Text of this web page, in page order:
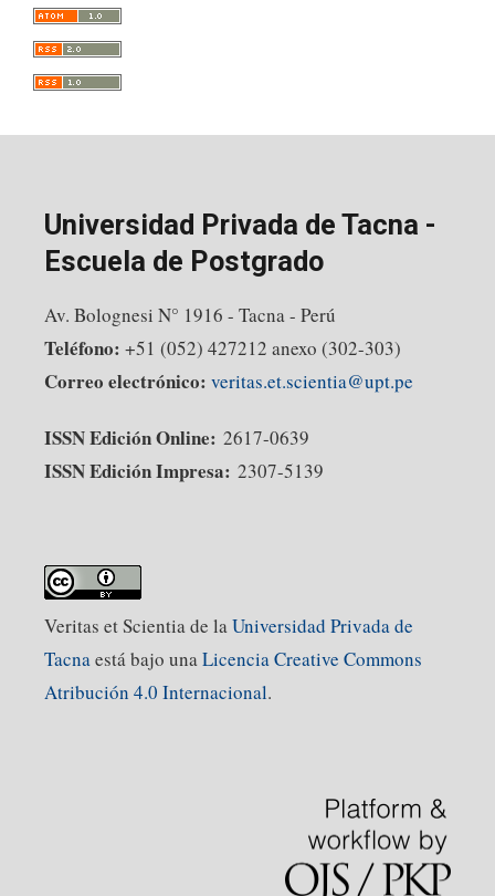
Universidad Privada de Tacna -
Escuela de Postgrado
Av. Bolognesi N° 1916 - Tacna - Perú
Teléfono: +51 (052) 427212 anexo (302-303)
Correo electrónico: veritas.et.scientia@upt.pe
ISSN Edición Online: 2617-0639
ISSN Edición Impresa: 2307-5139
Veritas et Scientia de laUniversidad Privada de
Tacnaestá bajo unaLicencia Creative Commons
Atribución 4.0 Internacional.